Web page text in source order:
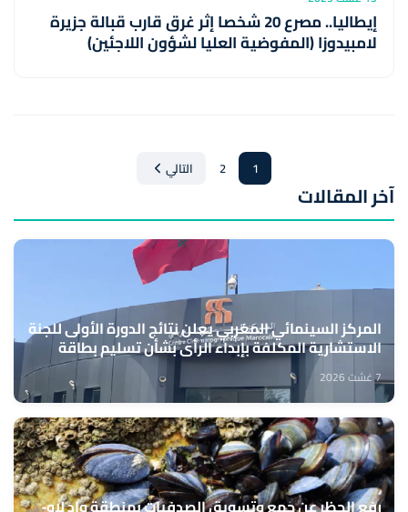
إيطاليا.. مصرع 20 شخصا إثر غرق قارب قبالة جزيرة
لامبيدوزا (المفوضية العليا لشؤون اللاجئين)
1
2 التالي
آخر المقالات
المركز السينمائي المغربي يعلن نتائج الدورة الأولى للجنة
الاستشارية المكلفة بإبداء الرأي بشأن تسليم بطاقة
المهني السينمائي
7 غشت 2026